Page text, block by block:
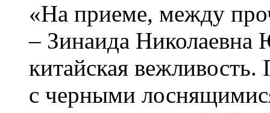
«На приеме, между
– Зинаида Николаевна
китайская вежливость.
с черными